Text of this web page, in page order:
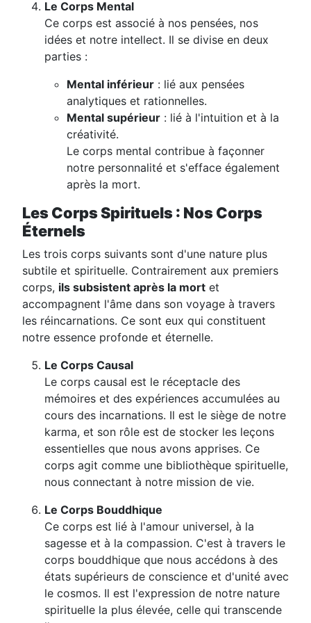
Le Corps Mental
Ce corps est associé à nos pensées, nos
idées et notre intellect. Il se divise en deux
parties :
Mental inférieur : lié aux pensées
analytiques et rationnelles.
Mental supérieur : lié à l'intuition et à la
créativité.
Le corps mental contribue à façonner
notre personnalité et s'efface également
après la mort.
Les Corps Spirituels : Nos Corps
Éternels
Les trois corps suivants sont d'une nature plus
subtile et spirituelle. Contrairement aux premiers
corps, ils subsistent après la mort et
accompagnent l'âme dans son voyage à travers
les réincarnations. Ce sont eux qui constituent
notre essence profonde et éternelle.
Le Corps Causal
Le corps causal est le réceptacle des
mémoires et des expériences accumulées au
cours des incarnations. Il est le siège de notre
karma, et son rôle est de stocker les leçons
essentielles que nous avons apprises. Ce
corps agit comme une bibliothèque spirituelle,
nous connectant à notre mission de vie.
Le Corps Bouddhique
Ce corps est lié à l'amour universel, à la
sagesse et à la compassion. C'est à travers le
corps bouddhique que nous accédons à des
états supérieurs de conscience et d'unité avec
le cosmos. Il est l'expression de notre nature
spirituelle la plus élevée, celle qui transcende